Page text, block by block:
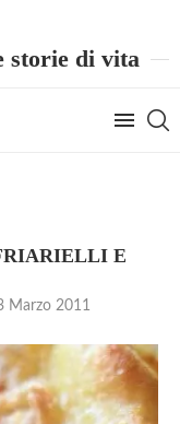
storie di vita
E
Marzo 2011